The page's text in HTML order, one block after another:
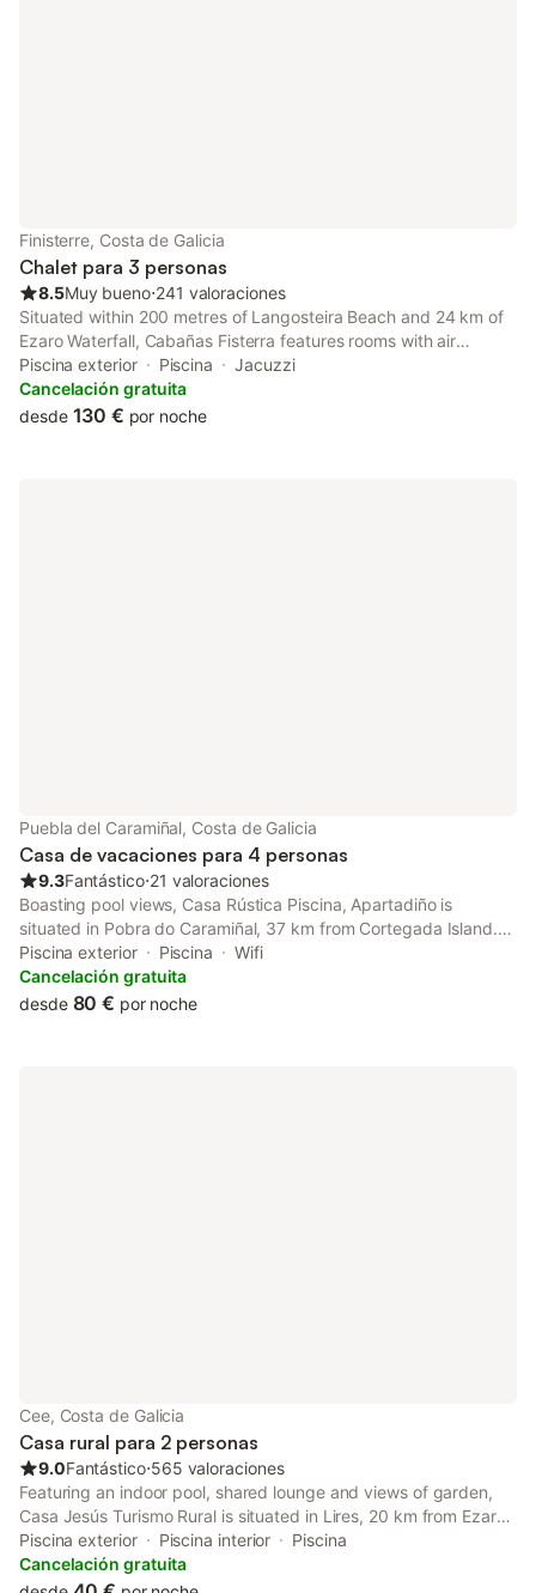
Finisterre, Costa de Galicia
Chalet para 3 personas
8.5Muy bueno⋅241 valoraciones
Situated within 200 metres of Langosteira Beach and 24 km of
Ezaro Waterfall, Cabañas Fisterra features rooms with air
conditioning and a private bathroom in Fisterra. This beachfront
property offers access to free WiFi and free private parking.
Piscina exterior Piscina
Jacuzzi
Cancelación gratuita
desde 130 € por noche
Puebla del Caramiñal, Costa de Galicia
Casa de vacaciones para 4 personas
9.3Fantástico⋅21 valoraciones
Boasting pool views, Casa Rústica Piscina, Apartadiño is
situated in Pobra do Caramiñal, 37 km from Cortegada Island.
This holiday home has a private pool, a garden, barbecue
facilities, free WiFi and free private parking.
Piscina exterior Piscina
Wifi
Cancelación gratuita
desde 80 € por noche
Cee, Costa de Galicia
Casa rural para 2 personas
9.0Fantástico⋅565 valoraciones
Featuring an indoor pool, shared lounge and views of garden,
Casa Jesús Turismo Rural is situated in Lires, 20 km from Ezaro
Waterfall. Boasting a shared kitchen, this property also provides
guests with an outdoor fireplace.
Piscina exterior Piscina interior
Piscina
Cancelación gratuita